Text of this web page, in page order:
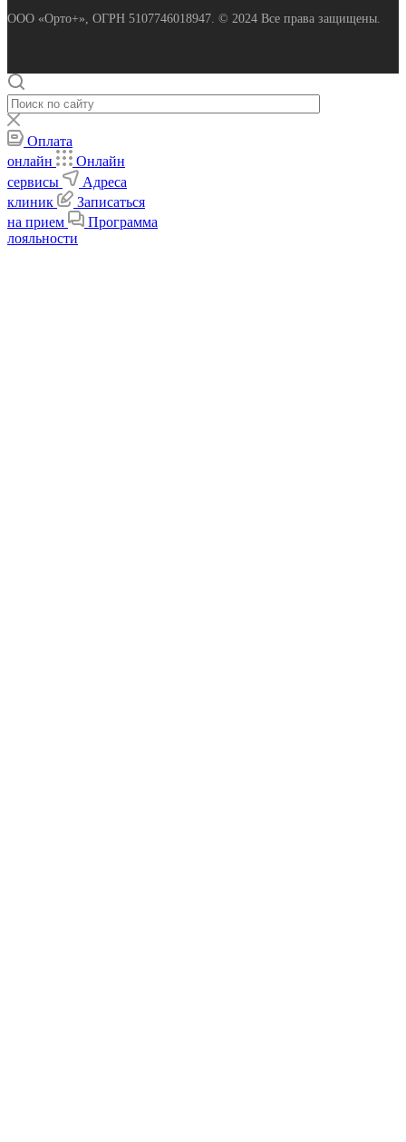
ООО «Орто+», ОГРН 5107746018947. © 2024 Все права защищены.
Оплата
онлайн
Онлайн
сервисы
Адреса
клиник
Записаться
на прием
Программа
лояльности